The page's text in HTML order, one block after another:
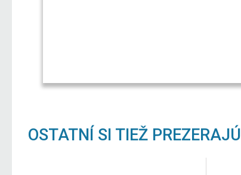
OSTATNÍ SI TIEŽ PREZERAJÚ